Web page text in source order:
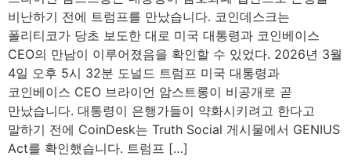
비난하기 전에 트럼프를 만났습니다. 코인데스크는
폴리티코가 당초 보도한 대로 미국 대통령과 코인베이스
CEO의 만남이 이루어졌음을 확인할 수 있었다. 2026년 3월
4일 오후 5시 32분 도널드 트럼프 미국 대통령과
코인베이스 CEO 브라이언 암스트롱이 비공개로 곧
만났습니다. 대통령이 은행가들이 약화시키려고 한다고
말하기 전에 CoinDesk는 Truth Social 게시물에서 GENIUS
Act를 확인했습니다. 트럼프 […]